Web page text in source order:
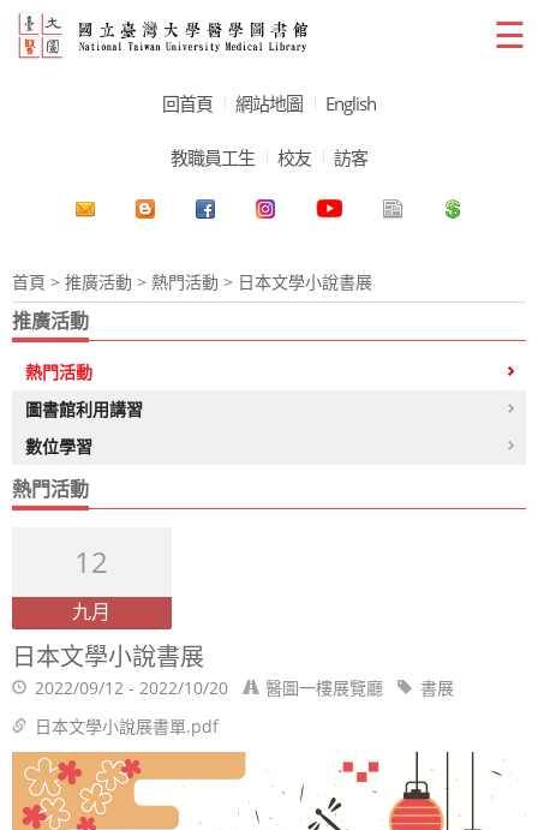
☰
回首頁 網站地圖 English
教職員工生 校友 訪客
首頁 > 推廣活動 > 熱門活動 > 日本文學小說書展
推廣活動
熱門活動
圖書館利用講習
數位學習
熱門活動
12
九月
日本文學小說書展
2022/09/12 - 2022/10/20 醫圖一樓展覽廳
書展
日本文學小說展書單.pdf